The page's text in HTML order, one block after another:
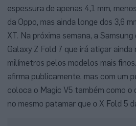
espessura de apenas 4,1 mm,
da Oppo, mas ainda longe dos 3,6
XT. Na próxima semana, a
Galaxy Z Fold 7 que irá atiçar
milímetros pelos modelos mais
afirma publicamente, mas com um
coloca o Magic V5 também como o
no mesmo patamar que o X Fold 5